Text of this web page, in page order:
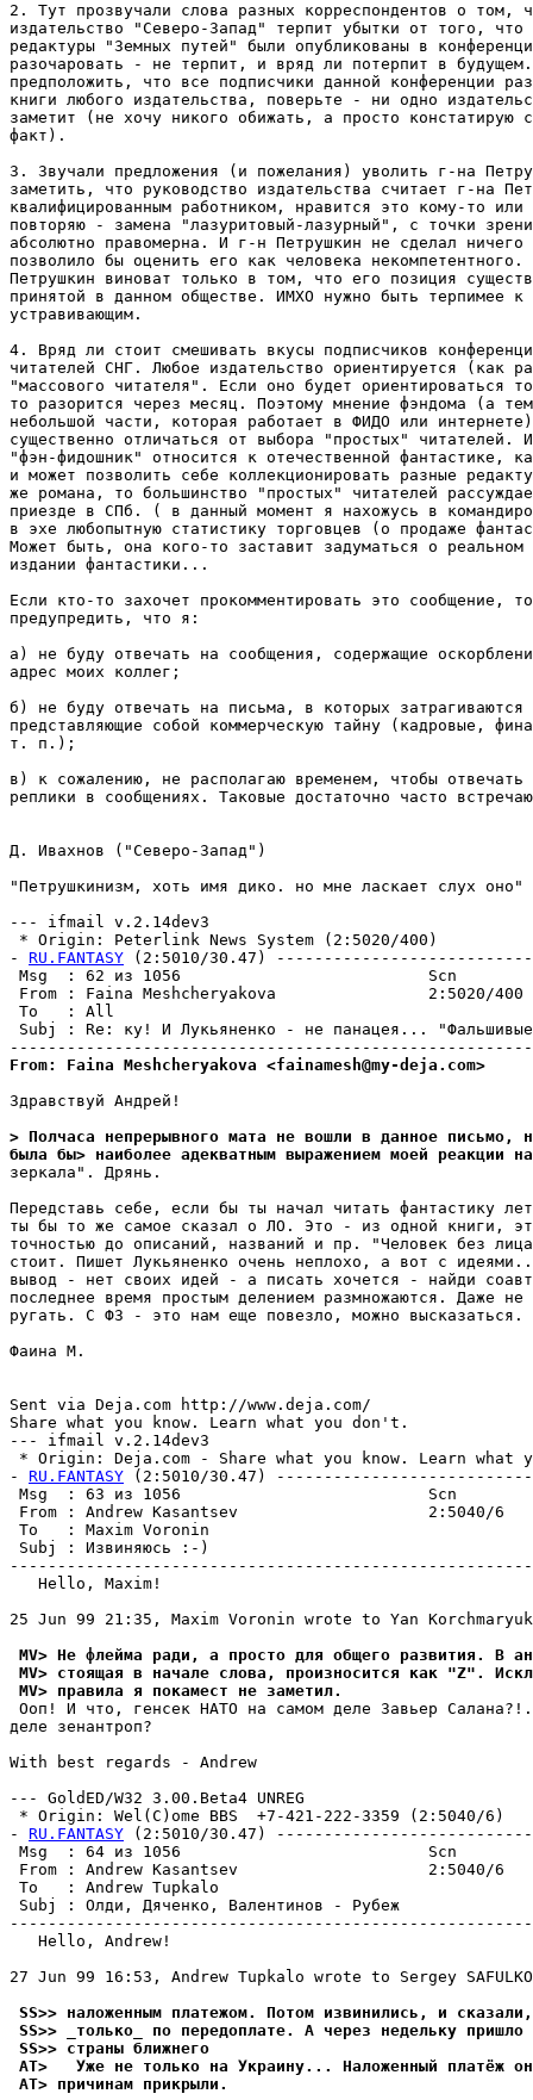
2. Тут прозвучали слова разных корреспондентов о том,
издательство "Северо-Запад" терпит убытки от того, что
редактуры "Земных путей" были опубликованы в
разочаровать - не терпит, и вряд ли потерпит в
предположить, что все подписчики данной конференции
книги любого издательства, поверьте - ни одно
заметит (не хочу никого обижать, а просто констатирую
факт).
3. Звучали предложения (и пожелания) уволить г-на
заметить, что руководство издательства считает г-на
квалифицированным работником, нравится это кому-то
повторяю - замена "лазуритовый-лазурный", с точки
абсолютно правомерна. И г-н Петрушкин не сделал
позволило бы оценить его как человека некомпетентного.
Петрушкин виноват только в том, что его позиция
принятой в данном обществе. ИМХО нужно быть терпимее
устравивающим.
4. Вряд ли стоит смешивать вкусы подписчиков
читателей СHГ. Любое издательство ориентируется (как
"массового читателя". Если оно будет ориентироваться
то разорится через месяц. Поэтому мнение фэндома (а
небольшой части, которая работает в ФИДО или
существенно отличаться от выбора "простых" читателей.
"фэн-фидошник" относится к отечественной фантастике,
и может позволить себе коллекционировать разные
же романа, то большинство "простых" читателей
приезде в СПб. ( в данный момент я нахожусь в
в эхе любопытную статистику торговцев (о продаже
Может быть, она кого-то заставит задуматься о реальном
издании фантастики...
Если кто-то захочет прокомментировать это сообщение,
предупредить, что я:
а) не буду отвечать на сообщения, содержащие
адрес моих коллег;
б) не буду отвечать на письма, в которых затрагиваются
представляющие собой коммерческую тайну (кадровые,
т. п.);
в) к сожалению, не располагаю временем, чтобы отвечать
реплики в сообщениях. Таковые достаточно часто
Д. Ивахнов ("Северо-Запад")
"Петрушкинизм, хоть имя дико. но мне ласкает слух оно"
--- ifmail v.2.14dev3
* Origin: Peterlink News System (2:5020/400)
- RU.FANTASY (2:5010/30.47)
Msg  : 62 из 1056
From : Faina Meshcheryakova                2:5020/
To   : All
Subj : Re: ку! И Лукьяненко - не панацея...
From: Faina Meshcheryakova <fainamesh@my-deja.com>
Здравствуй Андрей!
> Полчаса непрерывного мата не вошли в данное письмо,
была бы> наиболее адекватным выражением моей реакции
зеркала". Дрянь.
Передставь себе, если бы ты начал читать фантастику
ты бы то же самое сказал о ЛО. Это - из одной книги,
точностью до описаний, названий и пр. "Человек без
стоит. Пишет Лукьяненко очень неплохо, а вот с
вывод - нет своих идей - а писать хочется - найди
последнее время простым делением размножаются. Даже
ругать. С ФЗ - это нам еще повезло, можно высказаться.
Фаина М.
Sent via Deja.com http://www.deja.com/
Share what you know. Learn what you don't.
--- ifmail v.2.14dev3
* Origin: Deja.com - Share what you know. Learn what
- RU.FANTASY (2:5010/30.47)
Msg  : 63 из 1056
From : Andrew Kasantsev                    2:5040/6
To   : Maxim Voronin
Subj :
   Hello, Maxim!
25 Jun 99 21:35, Maxim Voronin wrote to Yan
MV> Не флейма ради, а просто для общего pазвития. В
MV> стоящая в начале слова, пpоизносится как "Z".
MV> правила я покамест не заметил.
Ооп! И что, генсек НАТО на самом деле Завьер
деле зенантроп?
With best regards - Andrew
--- GoldED/W32 3.00.Beta4 UNREG
* Origin: Wel(C)ome BBS  +7-421-222-3359 (2:5040/6)
- RU.FANTASY (2:5010/30.47)
Msg  : 64 из 1056
From : Andrew Kasantsev                    2:5040/6
To   : Andrew Tupkalo
Subj : Олди, Дяченко,
   Hello, Andrew!
27 Jun 99 16:53, Andrew Tupkalo wrote to Sergey
SS>> наложенным платежом. Потом извинились, и
SS>> _только_ по передоплате. А через недельку
SS>> страны ближнего
AT>   Уже не только на Укpаину... Наложенный платёж
AT> причинам пpикpыли.